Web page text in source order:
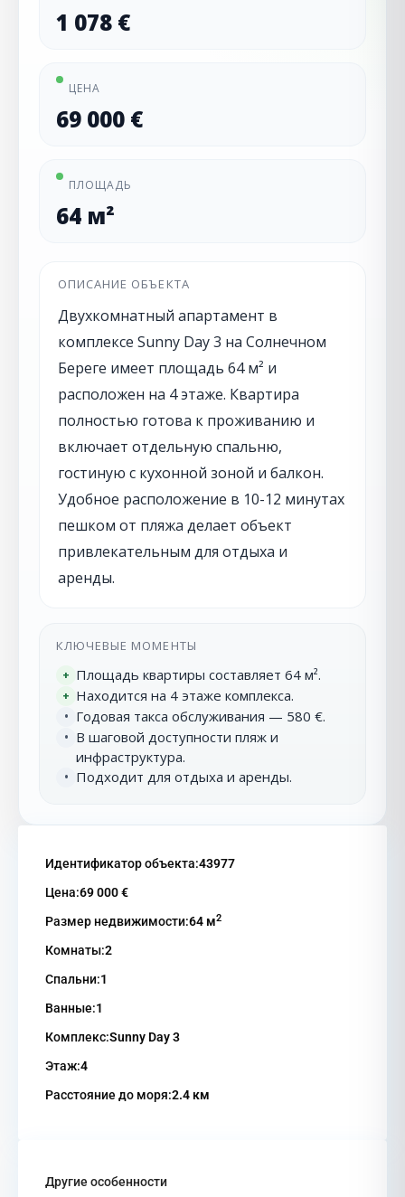
1 078 €
ЦЕНА
69 000 €
ПЛОЩАДЬ
64 м²
ОПИСАНИЕ ОБЪЕКТА
Двухкомнатный апартамент в
комплексе Sunny Day 3 на Солнечном
Береге имеет площадь 64 м² и
расположен на 4 этаже. Квартира
полностью готова к проживанию и
включает отдельную спальню,
гостиную с кухонной зоной и балкон.
Удобное расположение в 10-12 минутах
пешком от пляжа делает объект
привлекательным для отдыха и
аренды.
КЛЮЧЕВЫЕ МОМЕНТЫ
+ Площадь квартиры составляет 64 м².
+ Находится на 4 этаже комплекса.
• Годовая такса обслуживания — 580 €.
• В шаговой доступности пляж и
инфраструктура.
• Подходит для отдыха и аренды.
Идентификатор объекта:43977
Цена:69 000 €
Размер недвижимости:64 м2
Комнаты:2
Спальни:1
Ванные:1
Комплекс:Sunny Day 3
Этаж:4
Расстояние до моря:2.4 км
Другие особенности